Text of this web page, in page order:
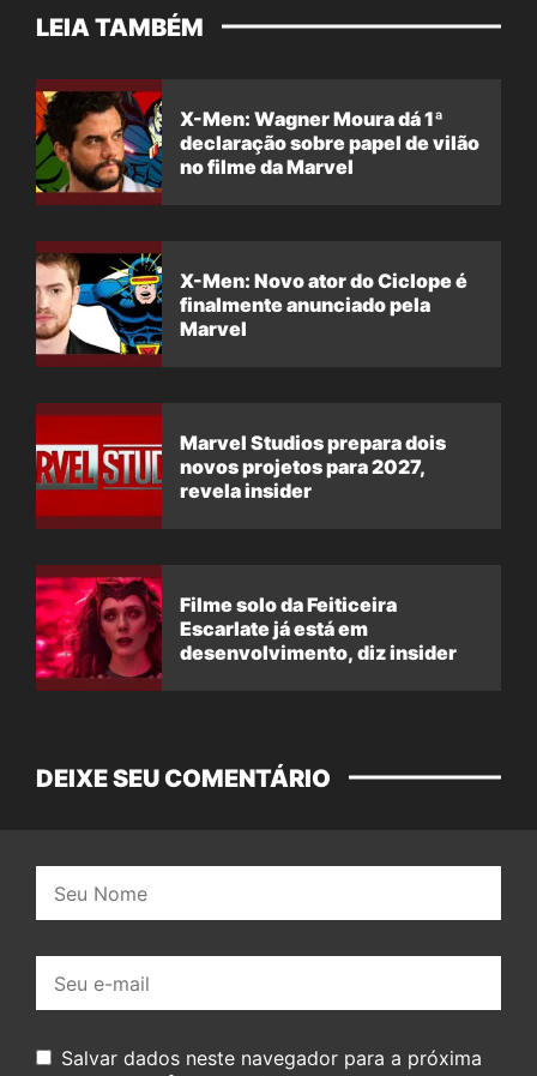
LEIA TAMBÉM
X-Men: Wagner Moura dá 1ª
declaração sobre papel de vilão
no filme da Marvel
X-Men: Novo ator do Ciclope é
finalmente anunciado pela
Marvel
Marvel Studios prepara dois
novos projetos para 2027,
revela insider
Filme solo da Feiticeira
Escarlate já está em
desenvolvimento, diz insider
DEIXE SEU COMENTÁRIO
mail:
Salvar dados neste navegador para a próxima